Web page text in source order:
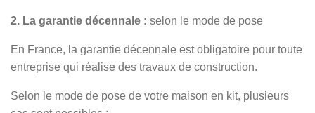
2. La garantie décennale : selon le mode de pose
En France, la garantie décennale est obligatoire pour toute
entreprise qui réalise des travaux de construction.
Selon le mode de pose de votre maison en kit, plusieurs